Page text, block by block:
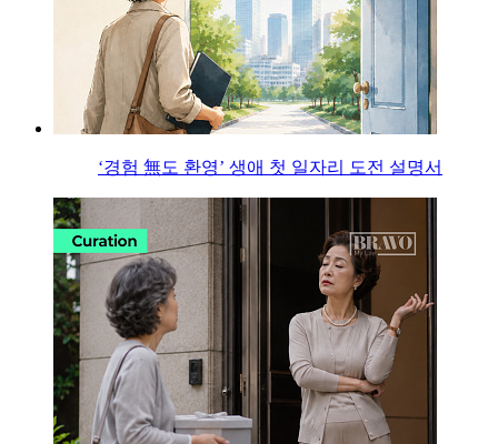
‘경험 無도 환영’ 생애 첫 일자리 도전 설명서